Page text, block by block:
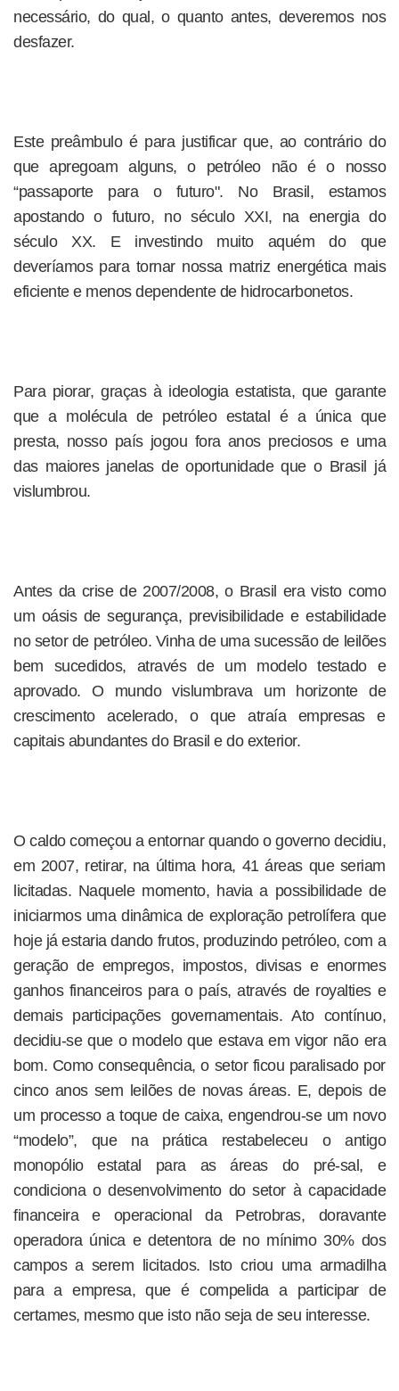
necessário, do qual, o quanto antes, deveremos nos
desfazer.
Este preâmbulo é para justificar que, ao contrário do
que apregoam alguns, o petróleo não é o nosso
“passaporte para o futuro". No Brasil, estamos
apostando o futuro, no século XXI, na energia do
século XX. E investindo muito aquém do que
deveríamos para tornar nossa matriz energética mais
eficiente e menos dependente de hidrocarbonetos.
Para piorar, graças à ideologia estatista, que garante
que a molécula de petróleo estatal é a única que
presta, nosso país jogou fora anos preciosos e uma
das maiores janelas de oportunidade que o Brasil já
vislumbrou.
Antes da crise de 2007/2008, o Brasil era visto como
um oásis de segurança, previsibilidade e estabilidade
no setor de petróleo. Vinha de uma sucessão de leilões
bem sucedidos, através de um modelo testado e
aprovado. O mundo vislumbrava um horizonte de
crescimento acelerado, o que atraía empresas e
capitais abundantes do Brasil e do exterior.
O caldo começou a entornar quando o governo decidiu,
em 2007, retirar, na última hora, 41 áreas que seriam
licitadas. Naquele momento, havia a possibilidade de
iniciarmos uma dinâmica de exploração petrolífera que
hoje já estaria dando frutos, produzindo petróleo, com a
geração de empregos, impostos, divisas e enormes
ganhos financeiros para o país, através de royalties e
demais participações governamentais. Ato contínuo,
decidiu-se que o modelo que estava em vigor não era
bom. Como consequência, o setor ficou paralisado por
cinco anos sem leilões de novas áreas. E, depois de
um processo a toque de caixa, engendrou-se um novo
“modelo”, que na prática restabeleceu o antigo
monopólio estatal para as áreas do pré-sal, e
condiciona o desenvolvimento do setor à capacidade
financeira e operacional da Petrobras, doravante
operadora única e detentora de no mínimo 30% dos
campos a serem licitados. Isto criou uma armadilha
para a empresa, que é compelida a participar de
certames, mesmo que isto não seja de seu interesse.